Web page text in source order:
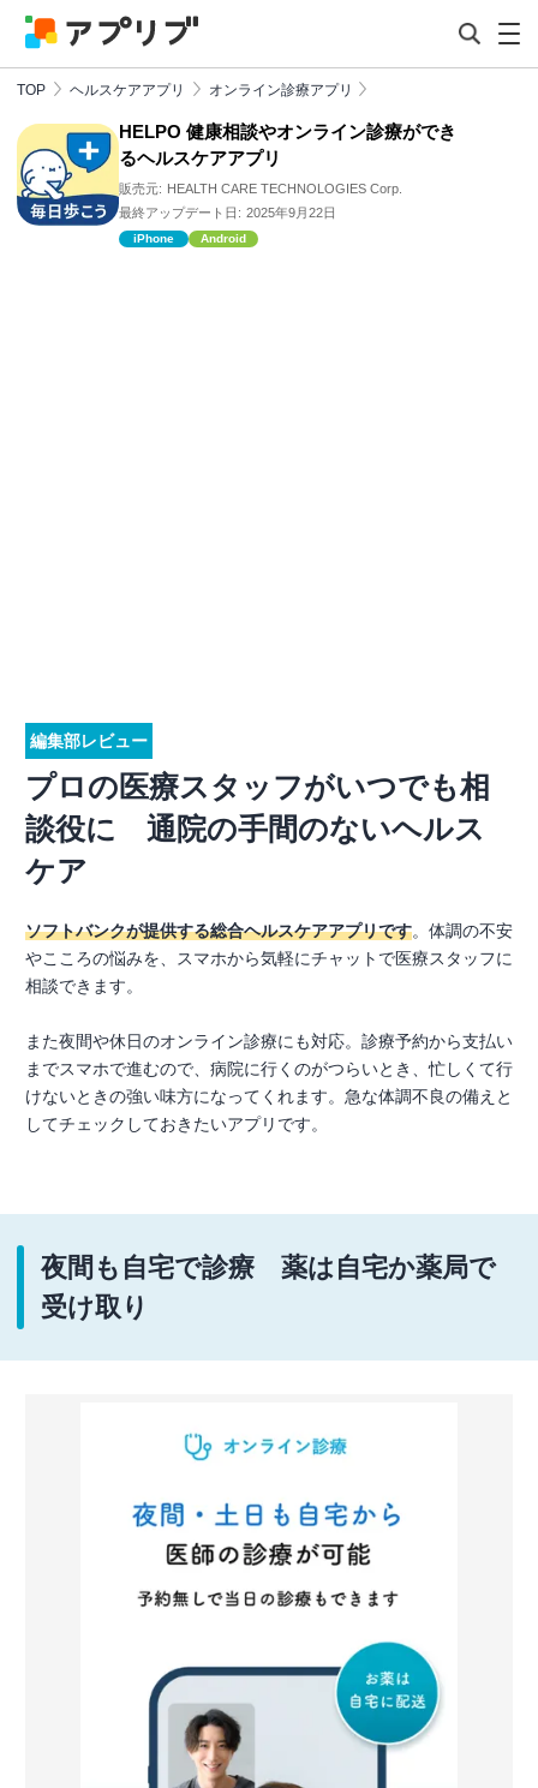
TOP ヘルスケアアプリ オンライン診療アプリ
HELPO 健康相談やオンライン診療ができ
るヘルスケアアプリ
販売元: HEALTH CARE TECHNOLOGIES Corp.
最終アップデート日: 2025年9月22日
iPhone Android
編集部レビュー
プロの医療スタッフがいつでも相
談役に 通院の手間のないヘルス
ケア
ソフトバンクが提供する総合ヘルスケアアプリです。体調の不安
やこころの悩みを、スマホから気軽にチャットで医療スタッフに
相談できます。
また夜間や休日のオンライン診療にも対応。診療予約から支払い
までスマホで進むので、病院に行くのがつらいとき、忙しくて行
けないときの強い味方になってくれます。急な体調不良の備えと
してチェックしておきたいアプリです。
夜間も自宅で診療 薬は自宅か薬局で
受け取り